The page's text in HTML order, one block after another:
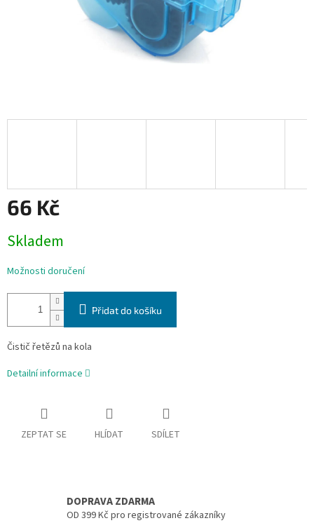
66 Kč
cena:
Skladem
Možnosti doručení
Přidat do košíku
Čistič řetězů na kola
Detailní informace
ZEPTAT SE HLÍDAT SDÍLET
DOPRAVA ZDARMA
OD 399 Kč pro registrované zákazníky